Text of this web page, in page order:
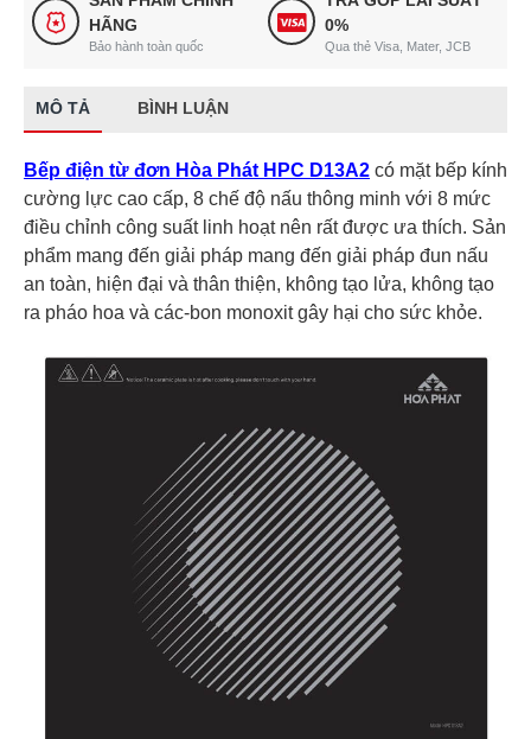
HÃNG
Bảo hành toàn quốc
0%
Qua thẻ Visa, Mater, JCB
MÔ TẢ BÌNH LUẬN
Bếp điện từ đơn Hòa Phát HPC D13A2 có mặt bếp kính
cường lực cao cấp, 8 chế độ nấu thông minh với 8 mức
điều chỉnh công suất linh hoạt nên rất được ưa thích. Sản
phẩm mang đến giải pháp mang đến giải pháp đun nấu
an toàn, hiện đại và thân thiện, không tạo lửa, không tạo
ra pháo hoa và các-bon monoxit gây hại cho sức khỏe.